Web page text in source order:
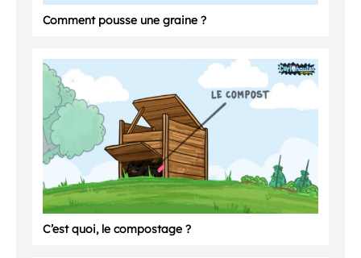
Comment pousse une graine ?
C’est quoi, le compostage ?